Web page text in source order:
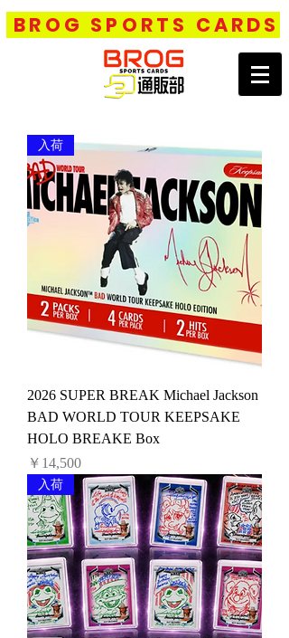
BROG SPORTS CARDS
入荷
2026 SUPER BREAK Michael Jackson
BAD WORLD TOUR KEEPSAKE
HOLO BREAKE Box
価格
￥14,500
入荷